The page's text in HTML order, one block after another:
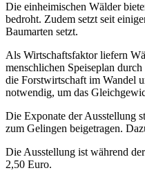
Die einheimischen Wälder
bedroht. Zudem setzt seit
Baumarten setzt.
Als Wirtschaftsfaktor liefern
menschlichen Speiseplan
die Forstwirtschaft im Wandel
notwendig, um das
Die Exponate der Ausstellung
zum Gelingen beigetragen.
Die Ausstellung ist während
2,50 Euro.